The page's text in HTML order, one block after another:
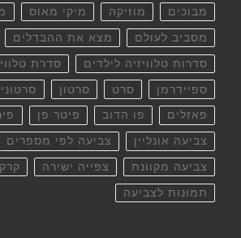
מבוכים מוזיקה מיקי מאוס
מסביב לעולם מצא את ההבדלים
סדרות טלוויזיה לילדים סדרת
ספיידרמן סרט סרטון
פאזלים פו הדוב פיטר פן
צביעה אונליין צביעה לפי מספרים
צביעה מקוונת צפייה ישירה
תמונות לצביעה